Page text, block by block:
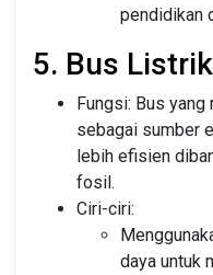
pendidikan
5. Bus Listrik
Fungsi: Bus
sebagai sumber
lebih efisien
fosil.
Ciri-ciri:
daya untuk